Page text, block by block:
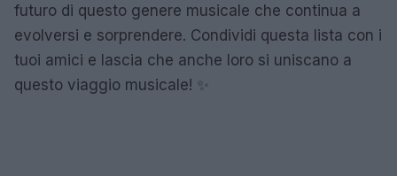
futuro di questo genere musicale che continua a
evolversi e sorprendere. Condividi questa lista con i
tuoi amici e lascia che anche loro si uniscano a
questo viaggio musicale! ✨